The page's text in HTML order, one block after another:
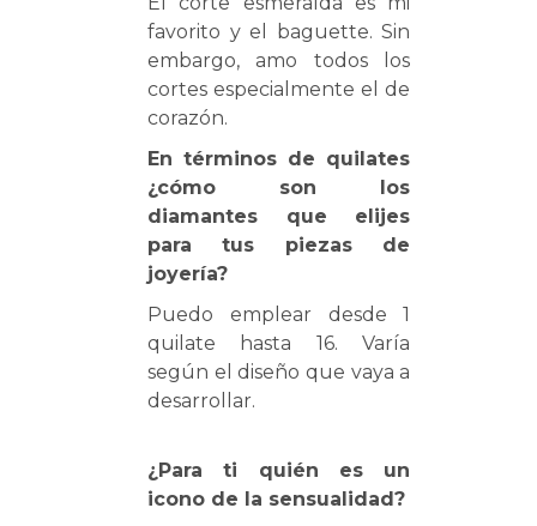
favorito y el baguette. Sin
embargo, amo todos los
cortes especialmente el de
corazón.
En términos de quilates
¿cómo son los
diamantes que elijes
para tus piezas de
joyería?
Puedo emplear desde 1
quilate hasta 16. Varía
según el diseño que vaya a
desarrollar.
¿Para ti quién es un
icono de la sensualidad?